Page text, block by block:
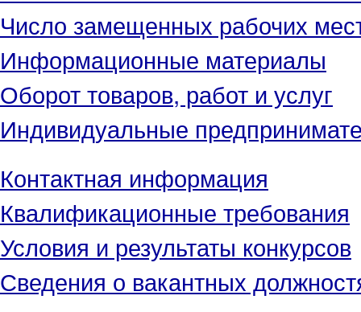
Число замещенных рабочих
Информационные материалы
Оборот товаров, работ и услуг
Индивидуальные
Контактная информация
Квалификационные требования
Условия и результаты конкурсов
Сведения о вакантных